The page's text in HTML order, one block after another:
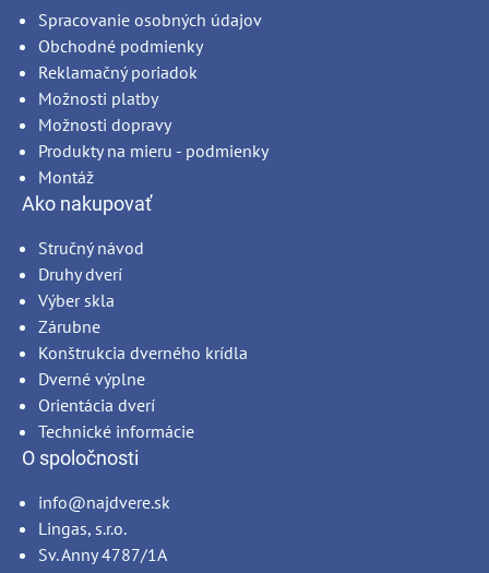
Spracovanie osobných údajov
Obchodné podmienky
Reklamačný poriadok
Možnosti platby
Možnosti dopravy
Produkty na mieru - podmienky
Montáž
Ako nakupovať
Stručný návod
Druhy dverí
Výber skla
Zárubne
Konštrukcia dverného krídla
Dverné výplne
Orientácia dverí
Technické informácie
O spoločnosti
info@najdvere.sk
Lingas, s.r.o.
Sv. Anny 4787/1A